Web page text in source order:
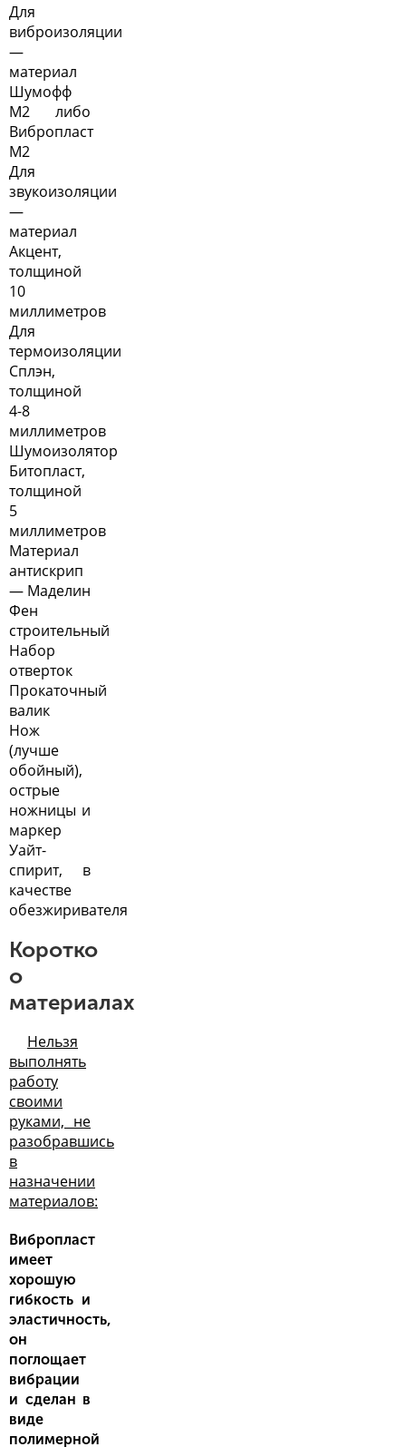
Для
виброизоляции
—
материал
Шумофф
М2 либо
Вибропласт
М2
Для
звукоизоляции
—
материал
Акцент,
толщиной
10
миллиметров
Для
термоизоляции
Сплэн,
толщиной
4-8
миллиметров
Шумоизолятор
Битопласт,
толщиной
5
миллиметров
Материал
антискрип
— Маделин
Фен
строительный
Набор
отверток
Прокаточный
валик
Нож
(лучше
обойный),
острые
ножницы и
маркер
Уайт-
спирит, в
качестве
обезжиривателя
Коротко
о
материалах
Нельзя
выполнять
работу
своими
руками, не
разобравшись
в
назначении
материалов:
Вибропласт
имеет
хорошую
гибкость и
эластичность,
он
поглощает
вибрации
и сделан в
виде
полимерной